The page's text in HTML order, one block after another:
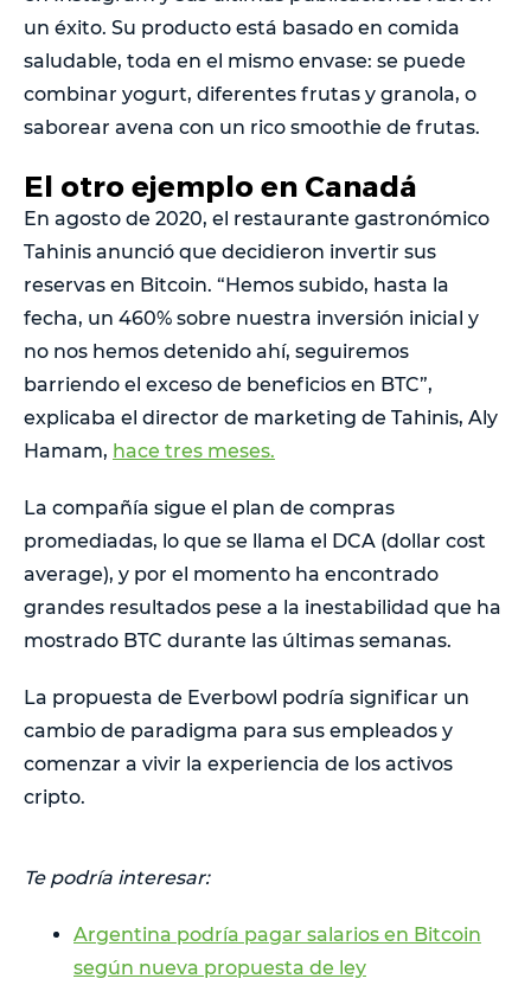
un éxito. Su producto está basado en comida
saludable, toda en el mismo envase: se puede
combinar yogurt, diferentes frutas y granola, o
saborear avena con un rico smoothie de frutas.
El otro ejemplo en Canadá
En agosto de 2020, el restaurante gastronómico
Tahinis anunció que decidieron invertir sus
reservas en Bitcoin. “Hemos subido, hasta la
fecha, un 460% sobre nuestra inversión inicial y
no nos hemos detenido ahí, seguiremos
barriendo el exceso de beneficios en BTC”,
explicaba el director de marketing de Tahinis, Aly
Hamam, hace tres meses.
La compañía sigue el plan de compras
promediadas, lo que se llama el DCA (dollar cost
average), y por el momento ha encontrado
grandes resultados pese a la inestabilidad que ha
mostrado BTC durante las últimas semanas.
La propuesta de Everbowl podría significar un
cambio de paradigma para sus empleados y
comenzar a vivir la experiencia de los activos
cripto.
Te podría interesar:
Argentina podría pagar salarios en Bitcoin
según nueva propuesta de ley